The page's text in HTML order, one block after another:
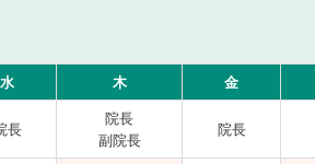
水 木 金
長
院長
副院長
院長